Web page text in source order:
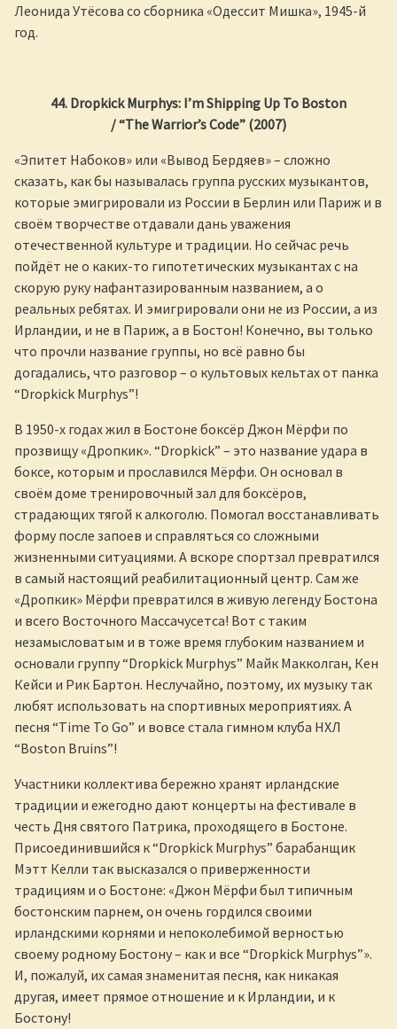
Леонида Утёсова со сборника «Одессит Мишка», 1945-й
год.
44. Dropkick Murphys: I’m Shipping Up To Boston
/“TheWarrior’sCode” (2007)
«Эпитет Набоков» или «Вывод Бердяев» – сложно
сказать, как бы называлась группа русских музыкантов,
которые эмигрировали из России в Берлин или Париж и в
своём творчестве отдавали дань уважения
отечественной культуре и традиции. Но сейчас речь
пойдёт не о каких-то гипотетических музыкантах с на
скорую руку нафантазированным названием, а о
реальных ребятах. И эмигрировали они не из России, а из
Ирландии, и не в Париж, а в Бостон! Конечно, вы только
что прочли название группы, но всё равно бы
догадались, что разговор – о культовых кельтах от панка
“Dropkick Murphys”!
В 1950-х годах жил в Бостоне боксёр Джон Мёрфи по
прозвищу «Дропкик». “Dropkick” – это название удара в
боксе, которым и прославился Мёрфи. Он основал в
своём доме тренировочный зал для боксёров,
страдающих тягой к алкоголю. Помогал восстанавливать
форму после запоев и справляться со сложными
жизненными ситуациями. А вскоре спортзал превратился
в самый настоящий реабилитационный центр. Сам же
«Дропкик» Мёрфи превратился в живую легенду Бостона
и всего Восточного Массачусетса! Вот с таким
незамысловатым и в тоже время глубоким названием и
основали группу “Dropkick Murphys” Майк Макколган, Кен
Кейси и Рик Бартон. Неслучайно, поэтому, их музыку так
любят использовать на спортивных мероприятиях. А
песня “Time To Go” и вовсе стала гимном клуба НХЛ
“Boston Bruins”!
Участники коллектива бережно хранят ирландские
традиции и ежегодно дают концерты на фестивале в
честь Дня святого Патрика, проходящего в Бостоне.
Присоединившийся к “Dropkick Murphys” барабанщик
Мэтт Келли так высказался о приверженности
традициям и о Бостоне: «Джон Мёрфи был типичным
бостонским парнем, он очень гордился своими
ирландскими корнями и непоколебимой верностью
своему родному Бостону – как и все “Dropkick Murphys”».
И, пожалуй, их самая знаменитая песня, как никакая
другая, имеет прямое отношение и к Ирландии, и к
Бостону!